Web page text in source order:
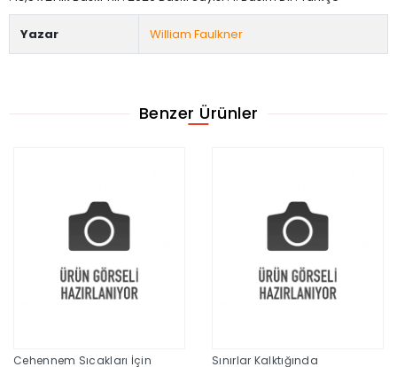
Yazar William Faulkner
Benzer Ürünler
Cehennem Sıcakları İçin
Sınırlar Kalktığında